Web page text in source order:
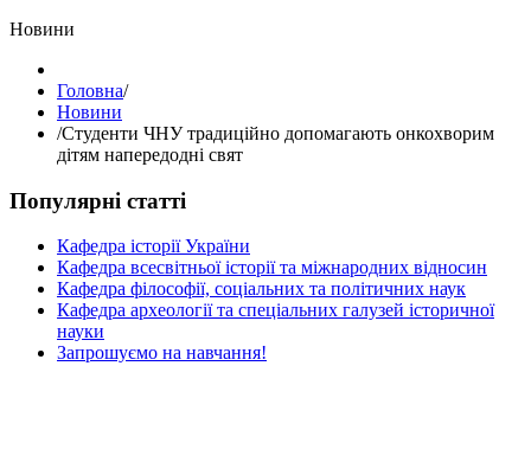
Hовини
Головна/
Hовини
/Студенти ЧНУ традиційно допомагають онкохворим
дітям напередодні свят
Популярні статті
Кафедра історії України
Кафедра всесвітньої історії та міжнародних відносин
Кафедра філософії, соціальних та політичних наук
Кафедра археології та спеціальних галузей історичної
науки
Запрошуємо на навчання!